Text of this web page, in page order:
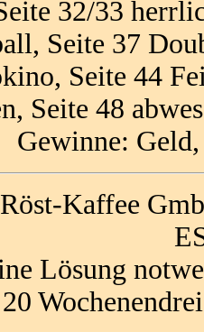
32/33
Seite 37
Seite 44
Seite 48
Gewinne:
Kaffee
Lösung